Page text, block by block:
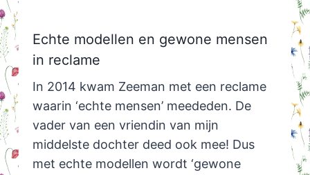
Echte modellen en gewone mensen
in reclame
In 2014 kwam Zeeman met een reclame
waarin ‘echte mensen’ meededen. De
vader van een vriendin van mijn
middelste dochter deed ook mee! Dus
met echte modellen wordt ‘gewone